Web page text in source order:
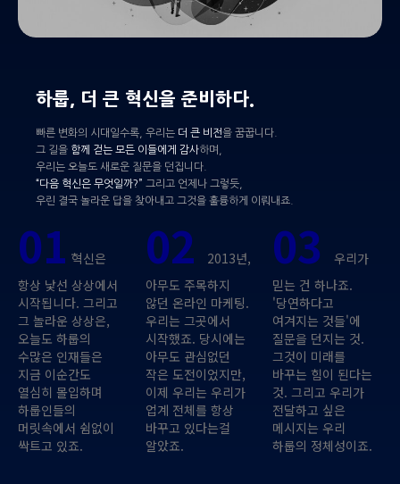
하룹, 더 큰 혁신을 준비하다.
빠른 변화의 시대일수록, 우리는 더 큰 비전을 꿈꿉니다.
그 길을 함께 걷는 모든 이들에게 감사하며,
우리는 오늘도 새로운 질문을 던집니다.
“다음 혁신은 무엇일까?” 그리고 언제나 그렇듯,
우린 결국 놀라운 답을 찾아내고 그것을 훌륭하게 이뤄내죠.
01 혁신은
항상 낯선 상상에서
시작됩니다. 그리고
그 놀라운 상상은,
오늘도 하룹의
수많은 인재들은
지금 이순간도
열심히 몰입하며
하룹인들의
머릿속에서 쉼없이
싹트고 있죠.
02
2013년,
아무도 주목하지
않던 온라인 마케팅.
우리는 그곳에서
시작했죠. 당시에는
아무도 관심없던
작은 도전이었지만,
이제 우리는 우리가
업계 전체를 항상
바꾸고 있다는걸
알았죠.
03우리가
믿는 건 하나죠.
'당연하다고
여겨지는 것들'에
질문을 던지는 것.
그것이 미래를
바꾸는 힘이 된다는
것. 그리고 우리가
전달하고 싶은
메시지는 우리
하룹의 정체성이죠.